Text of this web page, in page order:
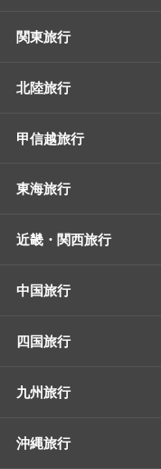
関東旅行
北陸旅行
甲信越旅行
東海旅行
近畿・関西旅行
中国旅行
四国旅行
九州旅行
沖縄旅行